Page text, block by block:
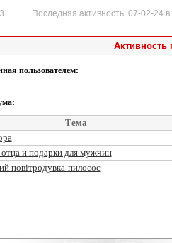
Последняя активность: 07-02-24 в
Активность
пользователем:
Тема
и подарки для мужчин
повітродувка-пилосос